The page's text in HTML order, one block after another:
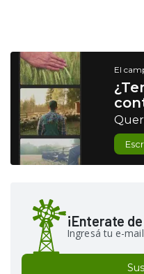
El
¡Enterate
Ingresá tu e-